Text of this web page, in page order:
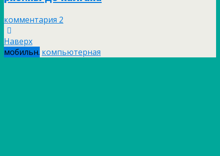
комментария 2
Наверх
мобильн. компьютерная